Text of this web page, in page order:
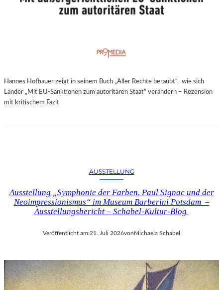
Hannes Hofbauer zeigt in seinem Buch „Aller Rechte beraubt“, wie sich
Länder „Mit EU-Sanktionen zum autoritären Staat“ verändern – Rezension
mit kritischem Fazit
AUSSTELLUNG
Ausstellung „Symphonie der Farben. Paul Signac und der
Neoimpressionismus“ im Museum Barberini Potsdam –
Ausstellungsbericht – Schabel-Kultur-Blog
Veröffentlicht am:21. Juli 2026vonMichaela Schabel